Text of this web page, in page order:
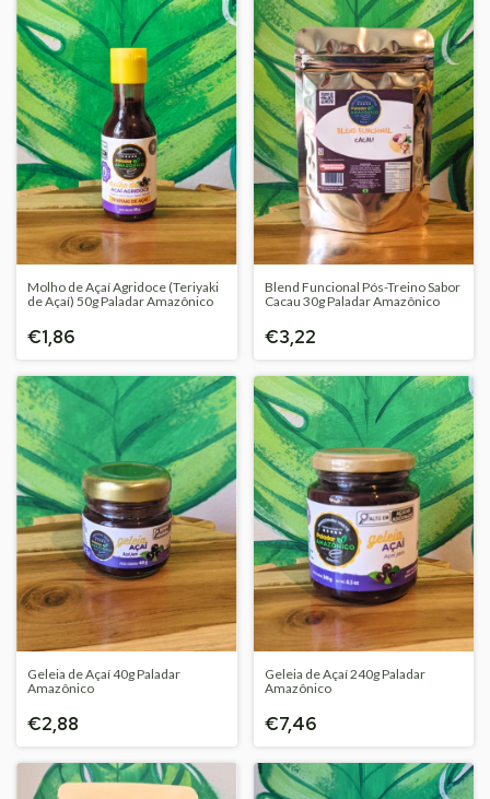
Molho de Açaí Agridoce (Teriyaki
de Açaí) 50g Paladar Amazônico
€1,86
Blend Funcional Pós-Treino Sabor
Cacau 30g Paladar Amazônico
€3,22
Geleia de Açaí 40g Paladar
Amazônico
€2,88
Geleia de Açaí 240g Paladar
Amazônico
€7,46